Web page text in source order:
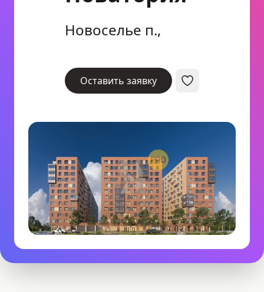
Новоселье п.,
Оставить заявку